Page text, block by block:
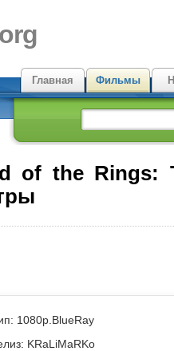
Главная
Фильмы
of the Rings:
1080p.BlueRay
KRaLiMaRKo